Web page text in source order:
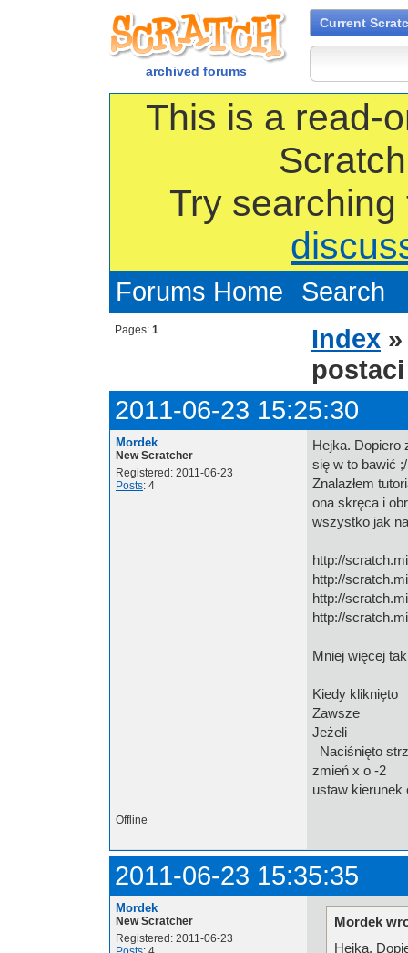
archived forums
Current
This is a read-
Try
Forums Home Search
Pages: 1 Index
postaci
2011-06-23 15:25:30
Mordek
New Scratcher
Registered: 2011-06-23
Posts: 4
Hejka. Dopiero
się w to bawić ;/
Znalazłem
ona skręca i
wszystko jak
http://
http://
http://
http://
Mniej więcej
Kiedy kliknięto
Zawsze
Jeżeli
Naciśnięto
zmień x o -2
ustaw kierunek
Offline
2011-06-23 15:35:35
Mordek
New Scratcher
Registered: 2011-06-23
Mordek
Hejka.